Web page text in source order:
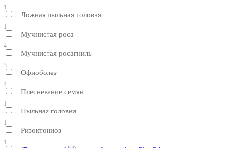
1
Ложная пыльная головня
1
Мучнистая роса
4
Мучнистая росагниль
3
Офиоболез
4
Плесневение семян
1
Пыльная головня
1
Ризоктониоз
1